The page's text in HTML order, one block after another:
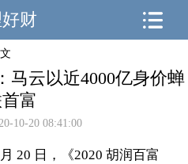
财
马云以近4000亿身价蝉
富
10-20 08:41:00
20 日，《2020 胡润百富